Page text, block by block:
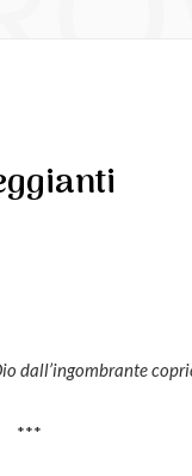
dall’ingombrante
***